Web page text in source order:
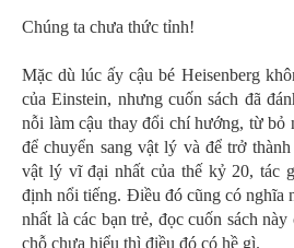
Chúng ta chưa thức tỉnh!
Mặc dù lúc ấy cậu bé Heisenberg
của Einstein, nhưng cuốn sách đã
nỗi làm cậu thay đổi chí hướng, từ bỏ
để chuyển sang vật lý và để trở
vật lý vĩ đại nhất của thế kỷ 20, tác
định nổi tiếng. Điều đó cũng có nghĩa
nhất là các bạn trẻ, đọc cuốn sách
chỗ chưa hiểu thì điều đó có hề gì.